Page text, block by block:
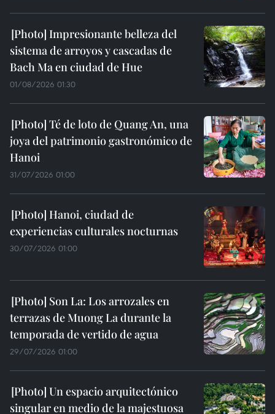
Impresionante belleza del
sistema de arroyos y cascadas de
Bach Ma en ciudad de Hue
01/08/2026 01:30
Té de loto de Quang An, una
joya del patrimonio gastronómico de
Hanoi
31/07/2026 01:00
Hanoi, ciudad de
experiencias culturales nocturnas
30/07/2026 01:00
Son La: Los arrozales en
terrazas de Muong La durante la
temporada de vertido de agua
29/07/2026 01:00
Un espacio arquitectónico
singular en medio de la majestuosa